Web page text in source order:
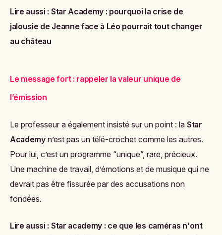
Lire aussi : Star Academy : pourquoi la crise de
jalousie de Jeanne face à Léo pourrait tout changer
au château
Le message fort : rappeler la valeur unique de
l’émission
Le professeur a également insisté sur un point : la Star
Academyn’est pas un télé-crochet comme les autres.
Pour lui, c’est un programme “unique”, rare, précieux.
Une machine de travail, d’émotions et de musique qui ne
devrait pas être fissurée par des accusations non
fondées.
Lire aussi : Star academy : ce que les caméras n'ont